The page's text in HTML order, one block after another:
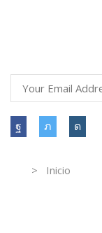
> Inicio